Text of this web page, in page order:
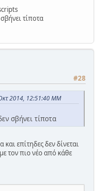
τίποτα
#28
2014, 12:51:40 ΜΜ
σβήνει τίποτα
επίτηδες δεν δίνεται
τον πιο νέο από κάθε